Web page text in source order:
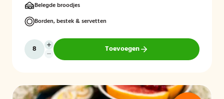
Belegde broodjes
Borden, bestek & servetten
Toevoegen